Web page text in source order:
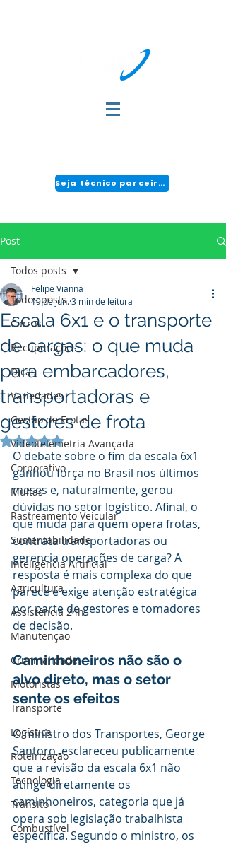
Seja técnico parceiro!
Post
Todos posts
Carros
Recuperações
Dicas
Variedades
Gestão de Frotas
Videotelemetria Avançada
Corporativo
Multas
Rastreamento Veicular
Sustentabilidade
Inteligência Artificial
Agricultura
Assistência 24h
Manutenção
Criminalidade
Motoristas
Transporte
Logística
Roteirização
Tecnologia
Trânsito
Combustível
Todos posts
Escala 6x1 e o transporte
de cargas: o que muda
para embarcadores,
transportadoras e
gestores de frota
Felipe Vianna
19 de jun.3 min de leitura
Avaliado com NaN de 5 estrelas.
O debate sobre o fim da escala 6x1
ganhou força no Brasil nos últimos
meses e, naturalmente, gerou
dúvidas no setor logístico. Afinal, o
que muda para quem opera frotas,
contrata transportadoras ou
gerencia operações de carga? A
resposta é mais complexa do que
parece e exige atenção estratégica
por parte de gestores e tomadores
de decisão.
Caminhoneiros não são o
alvo direto, mas o setor
sente os efeitos
O ministro dos Transportes, George
Santoro, esclareceu publicamente
que a revisão da escala 6x1 não
atinge diretamente os
caminhoneiros, categoria que já
opera sob legislação trabalhista
específica. Segundo o ministro, os